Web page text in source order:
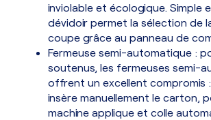
inviolable et écologique. Simple
dévidoir permet la sélection de
coupe grâce au panneau de
Fermeuse semi-automatique :
soutenus, les fermeuses semi-
offrent un excellent compromis :
insère manuellement le carton,
machine applique et colle